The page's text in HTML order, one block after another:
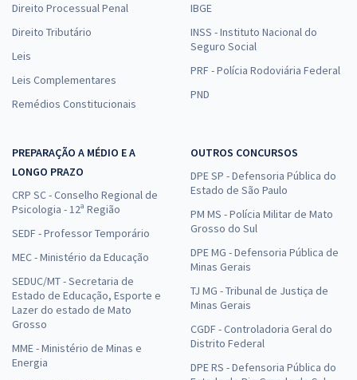
Direito Processual Penal
Direito Tributário
Leis
Leis Complementares
Remédios Constitucionais
IBGE
INSS - Instituto Nacional do
Seguro Social
PRF - Polícia Rodoviária Federal
PND
PREPARAÇÃO A MÉDIO E A
LONGO PRAZO
CRP SC - Conselho Regional de
Psicologia - 12ª Região
SEDF - Professor Temporário
MEC - Ministério da Educação
SEDUC/MT - Secretaria de
Estado de Educação, Esporte e
Lazer do estado de Mato
Grosso
MME - Ministério de Minas e
Energia
OUTROS CONCURSOS
DPE SP - Defensoria Pública do
Estado de São Paulo
PM MS - Polícia Militar de Mato
Grosso do Sul
DPE MG - Defensoria Pública de
Minas Gerais
TJ MG - Tribunal de Justiça de
Minas Gerais
CGDF - Controladoria Geral do
Distrito Federal
DPE RS - Defensoria Pública do